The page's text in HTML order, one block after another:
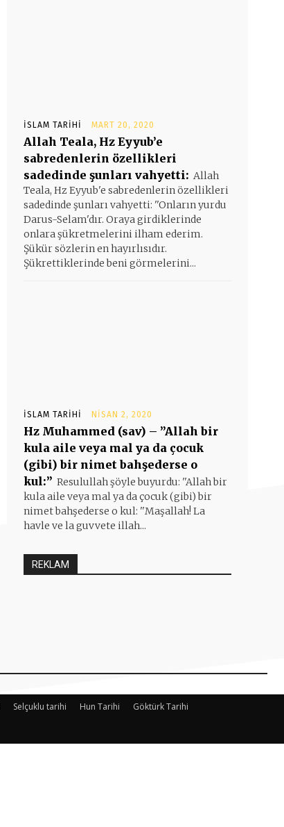
İSLAM TARIHI MART 20, 2020
Allah Teala, Hz Eyyub’e
sabredenlerin özellikleri
sadedinde şunları vahyetti: Allah
Teala, Hz Eyyub'e sabredenlerin özellikleri
sadedinde şunları vahyetti: ''Onların yurdu
Darus-Selam'dır. Oraya girdiklerinde
onlara şükretmelerini ilham ederim.
Şükür sözlerin en hayırlısıdır.
Şükrettiklerinde beni görmelerini...
İSLAM TARIHI NISAN 2, 2020
Hz Muhammed (sav) – ”Allah bir
kula aile veya mal ya da çocuk
(gibi) bir nimet bahşederse o
kul:” Resulullah şöyle buyurdu: ''Allah bir
kula aile veya mal ya da çocuk (gibi) bir
nimet bahşederse o kul: ''Maşallah! La
havle ve la guvvete illah...
REKLAM
Selçuklu tarihi Hun Tarihi Göktürk Tarihi